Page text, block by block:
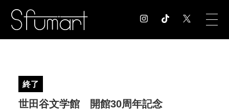
EXHIBITION 展覧会情報
終了
世田谷文学館 開館30周年記念